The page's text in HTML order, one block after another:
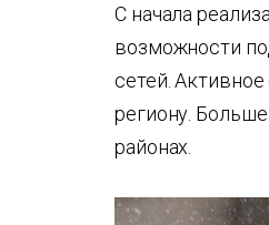
С начала
возможности
сетей.
региону.
районах.